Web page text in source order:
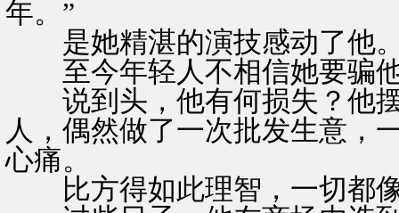
年。”
是她精湛的演技感动了他
至今年轻人不相信她要骗他
说到头，他有何损失？他摆
人，偶然做了一次批发生意，
心痛。
比方得如此理智，一切都